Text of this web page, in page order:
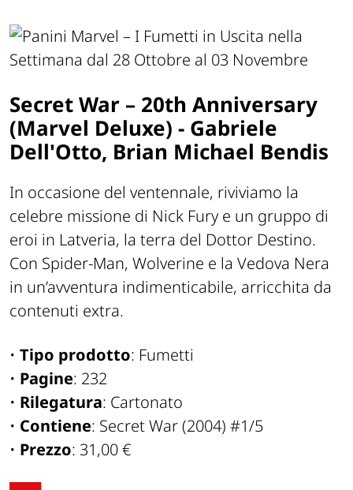
Secret War – 20th Anniversary
(Marvel Deluxe) - Gabriele
Dell'Otto, Brian Michael Bendis
In occasione del ventennale, riviviamo la
celebre missione di Nick Fury e un gruppo di
eroi in Latveria, la terra del Dottor Destino.
Con Spider-Man, Wolverine e la Vedova Nera
in un’avventura indimenticabile, arricchita da
contenuti extra.
• Tipo prodotto: Fumetti
• Pagine: 232
• Rilegatura: Cartonato
• Contiene: Secret War (2004) #1/5
• Prezzo: 31,00 €